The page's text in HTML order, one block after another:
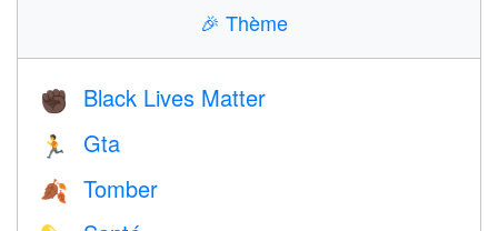
🎉 Thème
✊🏿 Black Lives Matter
🏃 Gta
🍂 Tomber